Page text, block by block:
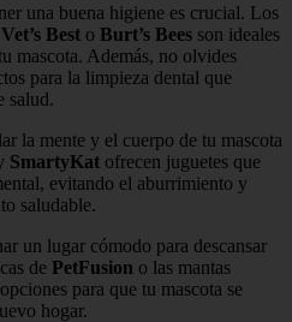
una buena higiene es crucial. Los
Vet’s Best o Burt’s Bees son ideales
mascota. Además, no olvides
para la limpieza dental que
salud.
la mente y el cuerpo de tu mascota
SmartyKat ofrecen juguetes que
evitando el aburrimiento y
saludable.
un lugar cómodo para descansar
de PetFusion o las mantas
para que tu mascota se
hogar.